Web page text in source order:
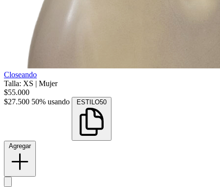
Closeando
Talla: XS | Mujer
$55.000
$27.500 50% usando ESTILO50
Agregar